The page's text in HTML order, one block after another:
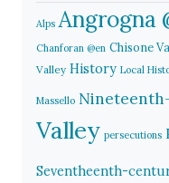
Alps Angrogna
Chanforan @en Chisone
Valley History Local
Massello
Valley persecutions
Seventheenth-